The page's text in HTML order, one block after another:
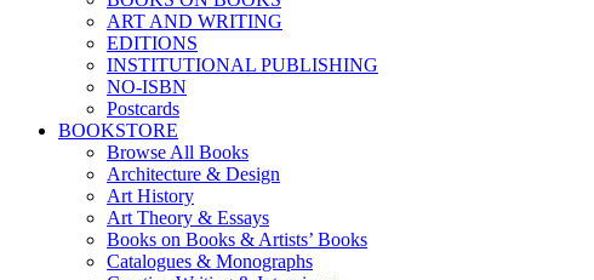
ART AND WRITING
EDITIONS
INSTITUTIONAL PUBLISHING
NO-ISBN
Postcards
BOOKSTORE
Browse All Books
Architecture & Design
Art History
Art Theory & Essays
Books on Books & Artists’ Books
Catalogues & Monographs